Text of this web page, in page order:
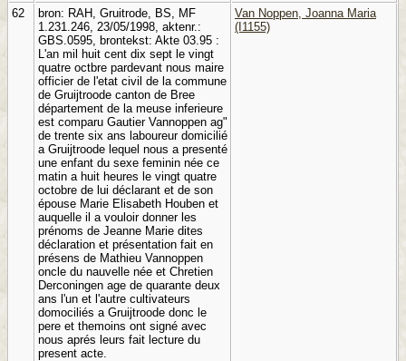
62
bron: RAH, Gruitrode, BS, MF
1.231.246, 23/05/1998, aktenr.:
GBS.0595, brontekst: Akte 03.95 :
L'an mil huit cent dix sept le vingt
quatre octbre pardevant nous maire
officier de l'etat civil de la commune
de Gruijtroode canton de Bree
département de la meuse inferieure
est comparu Gautier Vannoppen ag"
de trente six ans laboureur domicilié
a Gruijtroode lequel nous a presenté
une enfant du sexe feminin née ce
matin a huit heures le vingt quatre
octobre de lui déclarant et de son
épouse Marie Elisabeth Houben et
auquelle il a vouloir donner les
prénoms de Jeanne Marie dites
déclaration et présentation fait en
présens de Mathieu Vannoppen
oncle du nauvelle née et Chretien
Derconingen age de quarante deux
ans l'un et l'autre cultivateurs
domociliés a Gruijtroode donc le
pere et themoins ont signé avec
nous aprés leurs fait lecture du
present acte.
Van Noppen, Joanna Maria
(I1155)